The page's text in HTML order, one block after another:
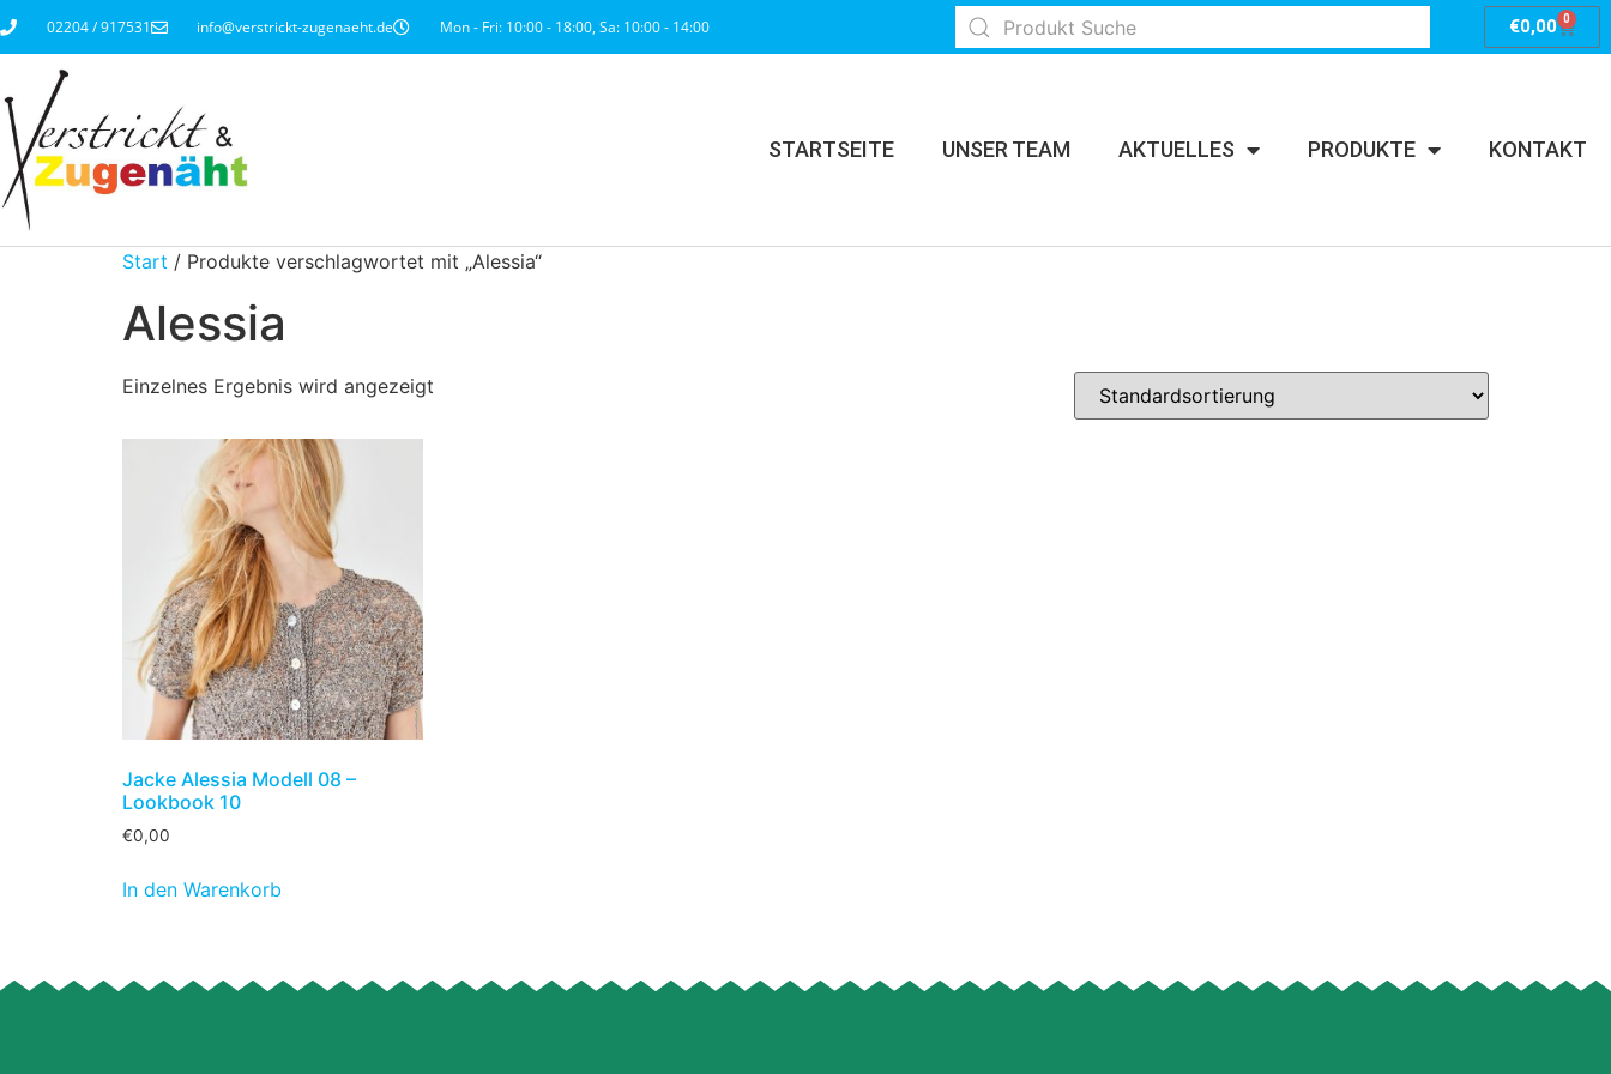
02204 / 917531 info@verstrickt-zugenaeht.de Mon - Fri: 10:00 - 18:00, Sa: 10:00 - 14:00 €0,00 0
STARTSEITE UNSER TEAM AKTUELLES PRODUKTE KONTAKT
Start / Produkte verschlagwortet mit „Alessia“
Alessia
Einzelnes Ergebnis wird angezeigt
Jacke Alessia Modell 08 –
Lookbook 10
€0,00
In den Warenkorb